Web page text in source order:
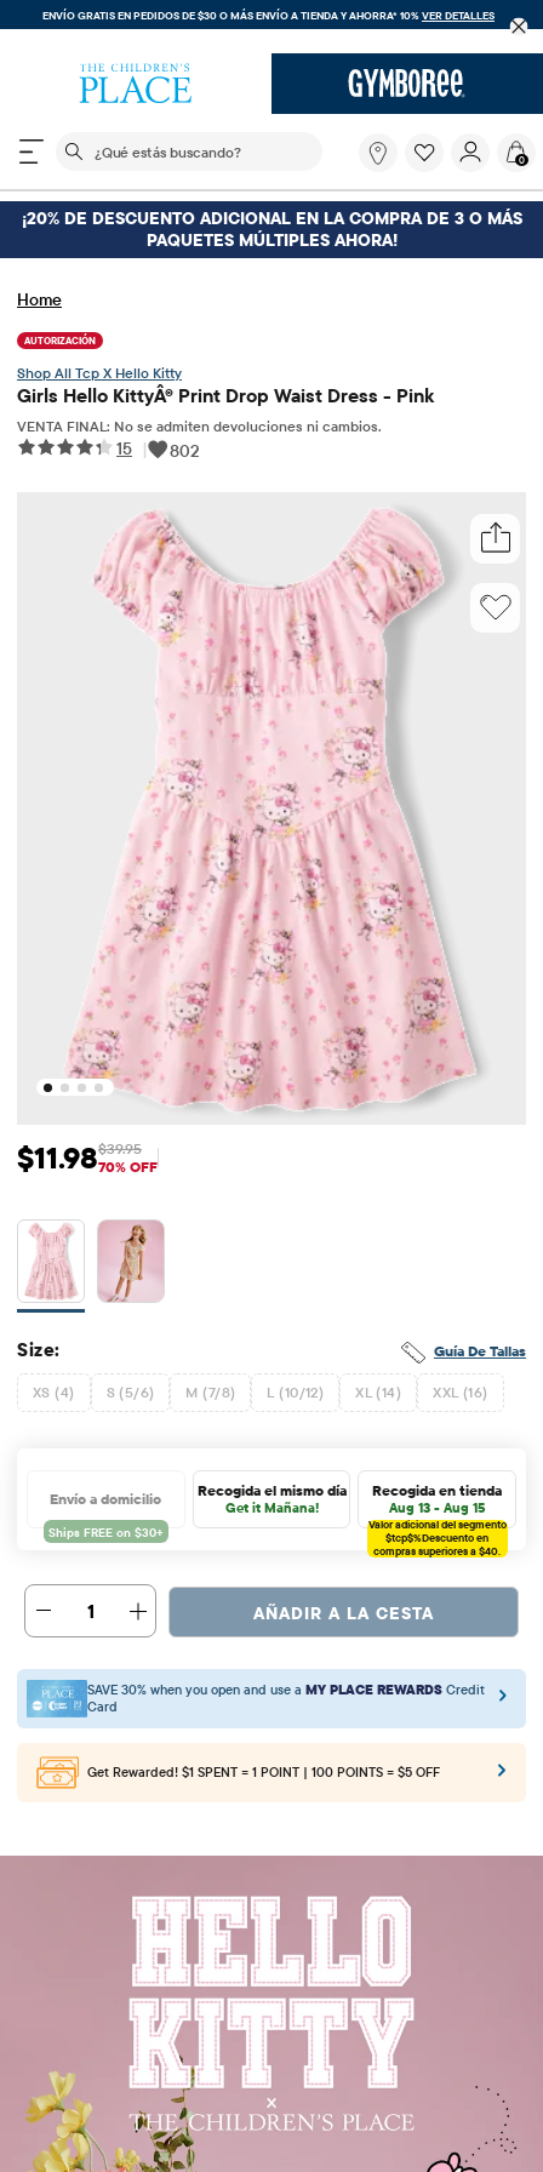
ENVÍO GRATIS EN PEDIDOS DE $30 O MÁSENVÍO A TIENDA Y AHORRA* 10%VER DETALLES
El siguiente campo de búsqueda filtra las
buscando?
0
¡20% DE DESCUENTO ADICIONAL EN LA COMPRA DE 3 O MÁS
PAQUETES MÚLTIPLES AHORA!
Home
AUTORIZACIÓN
Tcp X Hello Kitty
Girls Hello KittyÂ® Print Drop Waist Dress - Pink
VENTA FINAL: No se admiten devoluciones ni cambios.
15 | 802
Precio de venta: $11.98
$11.98 Precio original: $39.95
$39.95
70% OFF
Guía De Tallas
Size:
XS (4) S (5/6) M (7/8) L (10/12) XL (14) XXL (16)
Envío a domicilio Recogida el mismo día
Get it Mañana!
Recogida en tienda
Aug 13 - Aug 15
Valor adicional del segmento
$tcp$%Descuento en
compras superiores a $40.
1 AÑADIR A LA CESTA
SAVE 30% when you open and use a MY PLACE REWARDS Credit
Card
Get Rewarded! $1 SPENT = 1 POINT | 100 POINTS = $5 OFF